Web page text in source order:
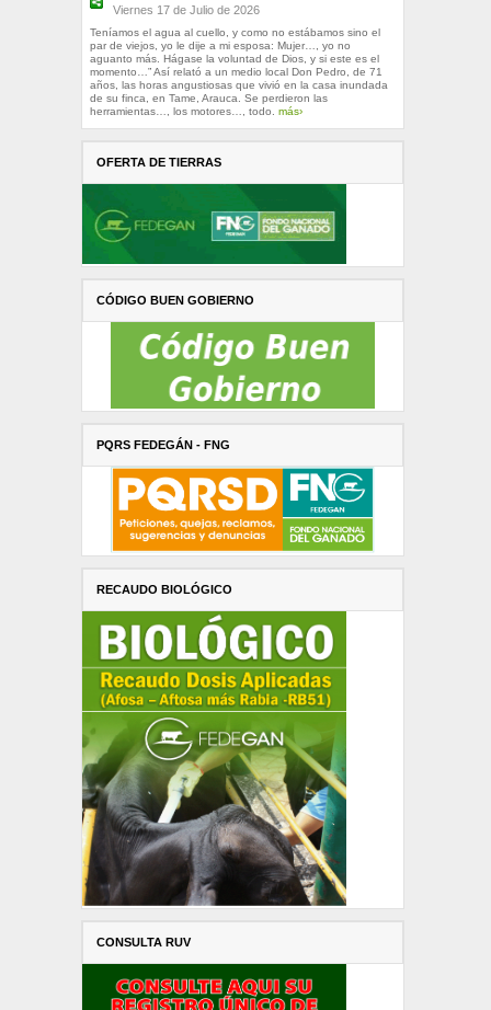
Viernes 17 de Julio de 2026
Teníamos el agua al cuello, y como no estábamos sino el
par de viejos, yo le dije a mi esposa: Mujer…, yo no
aguanto más. Hágase la voluntad de Dios, y si este es el
momento…” Así relató a un medio local Don Pedro, de 71
años, las horas angustiosas que vivió en la casa inundada
de su finca, en Tame, Arauca. Se perdieron las
herramientas…, los motores…, todo. más›
OFERTA DE TIERRAS
CÓDIGO BUEN GOBIERNO
PQRS FEDEGÁN - FNG
RECAUDO BIOLÓGICO
CONSULTA RUV